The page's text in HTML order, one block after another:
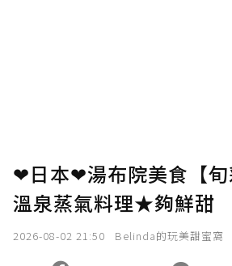
❤日本❤湯布院美食【
溫泉蒸氣料理★夠鮮甜
2026-08-02 21:50 Belinda的玩美甜蜜窩